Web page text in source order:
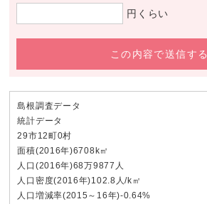
円くらい
この内容で送信する
島根調査データ
統計データ
29市12町0村
面積(2016年)6708k㎡
人口(2016年)68万9877人
人口密度(2016年)102.8人/k㎡
人口増減率(2015～16年)-0.64%